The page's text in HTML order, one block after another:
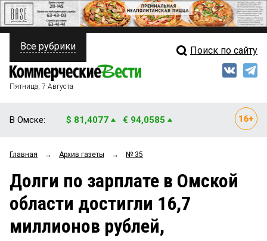
ПОЛИТИКА
ФИНАНСЫ
ОБЩЕСТВО
ЗАКОН
НОВОСТИ КОМПАНИЙ
Свежий выпуск
Рейтинги
Блоги
Архив
Все рубрики Поиск по сайту
Пятница, 7 Августа
В Омске: $ 81,4077 € 94,0585
Главная → Архив газеты → № 35
Долги по зарплате в Омской
области достигли 16,7
миллионов рублей,